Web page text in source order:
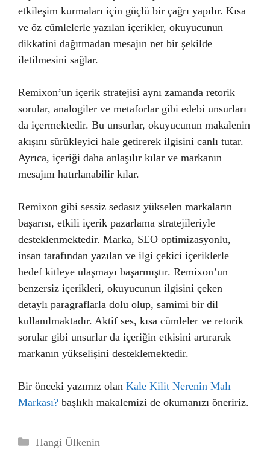
etkileşim kurmaları için güçlü bir çağrı yapılır. Kısa
ve öz cümlelerle yazılan içerikler, okuyucunun
dikkatini dağıtmadan mesajın net bir şekilde
iletilmesini sağlar.
Remixon’un içerik stratejisi aynı zamanda retorik
sorular, analogiler ve metaforlar gibi edebi unsurları
da içermektedir. Bu unsurlar, okuyucunun makalenin
akışını sürükleyici hale getirerek ilgisini canlı tutar.
Ayrıca, içeriği daha anlaşılır kılar ve markanın
mesajını hatırlanabilir kılar.
Remixon gibi sessiz sedasız yükselen markaların
başarısı, etkili içerik pazarlama stratejileriyle
desteklenmektedir. Marka, SEO optimizasyonlu,
insan tarafından yazılan ve ilgi çekici içeriklerle
hedef kitleye ulaşmayı başarmıştır. Remixon’un
benzersiz içerikleri, okuyucunun ilgisini çeken
detaylı paragraflarla dolu olup, samimi bir dil
kullanılmaktadır. Aktif ses, kısa cümleler ve retorik
sorular gibi unsurlar da içeriğin etkisini artırarak
markanın yükselişini desteklemektedir.
Bir önceki yazımız olan Kale Kilit Nerenin Malı
Markası? başlıklı makalemizi de okumanızı öneririz.
Kategoriler
Hangi Ülkenin